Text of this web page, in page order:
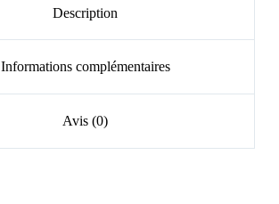
Description
Informations complémentaires
Avis (0)